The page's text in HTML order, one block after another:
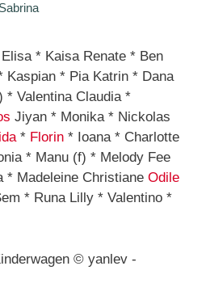
Sabrina
* Kaisa Renate * Ben
Kaspian * Pia Katrin * Dana
Valentina Claudia *
Jiyan * Monika * Nickolas
* Florin * Ioana * Charlotte
* Manu (f) * Melody Fee
* Madeleine Christiane Odile
* Runa Lilly * Valentino *